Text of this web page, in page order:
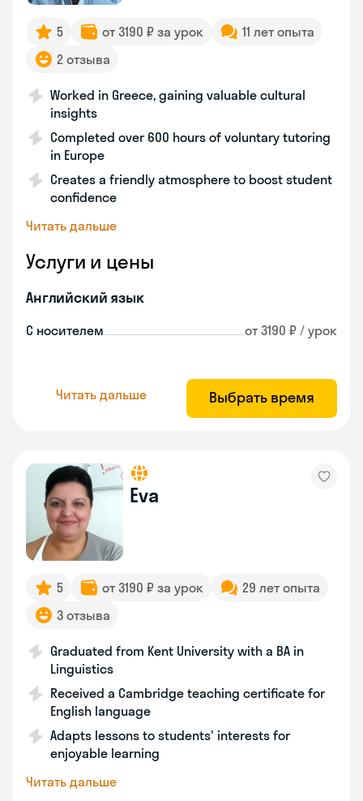
5 от 3190 ₽ за урок
11 лет опыта
2 отзыва
Worked in Greece, gaining valuable cultural
insights
Completed over 600 hours of voluntary tutoring
in Europe
Creates a friendly atmosphere to boost student
confidence
Читать дальше
Услуги и цены
Английский язык
С носителем от 3190 ₽ / урок
Читать дальше Выбрать время
Eva
5 от 3190 ₽ за урок
29 лет опыта
3 отзыва
Graduated from Kent University with a BA in
Linguistics
Received a Cambridge teaching certificate for
English language
Adapts lessons to students' interests for
enjoyable learning
Читать дальше